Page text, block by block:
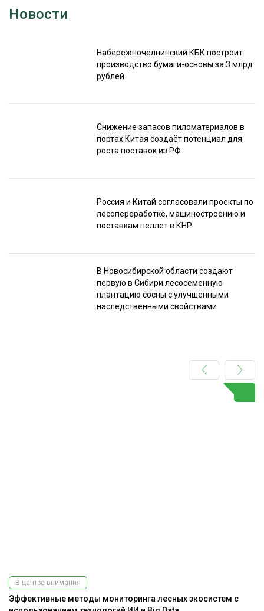
Новости
Набережночелнинский КБК построит
производство бумаги-основы за 3 млрд
рублей
Снижение запасов пиломатериалов в
портах Китая создаёт потенциал для
роста поставок из РФ
Россия и Китай согласовали проекты по
лесопереработке, машиностроению и
поставкам пеллет в КНР
В Новосибирской области создают
первую в Сибири лесосеменную
плантацию сосны с улучшенными
наследственными свойствами
В центре внимания
Эффективные методы мониторинга лесных экосистем с